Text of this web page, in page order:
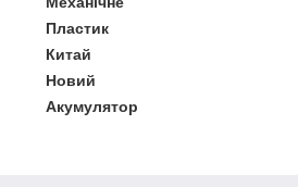
Пластик
Китай
Новий
Акумулятор